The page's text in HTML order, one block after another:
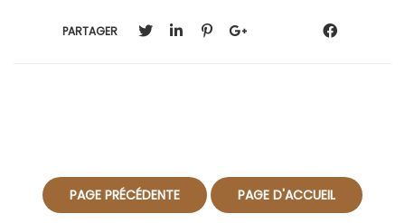
PARTAGER